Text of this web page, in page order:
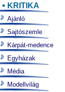
KRITIKA
Ajánló
Sajtószemle
Kárpát-medence
Egyházak
Média
Modellvilág